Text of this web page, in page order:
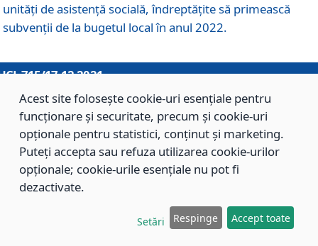
unităţi de asistenţă socială, îndreptăţite să primească
subvenţii de la bugetul local în anul 2022.
715/17.12.2021
Titlu: Aprobarea Planului de acţiuni sau lucrări de interes
local pentru anul 2022.
714/17.12.2021
Titlu: Modificarea Anexei la H.C.L. nr. 709/2020 privind
aprobarea Regulamentului de Organizare şi Funcţionare
Direcţiei de Asistenţă Socială Braşov.
Acest site folosește cookie-uri esențiale pentru
funcționare și securitate, precum și cookie-uri
opționale pentru statistici, conținut și marketing.
Puteți accepta sau refuza utilizarea cookie-urilor
opționale; cookie-urile esențiale nu pot fi
dezactivate.
Setări Respinge Accept toate